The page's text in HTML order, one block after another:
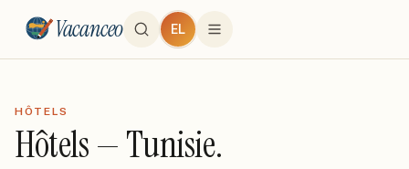
Vacanceo EL
HÔTELS
Hôtels — Tunisie.